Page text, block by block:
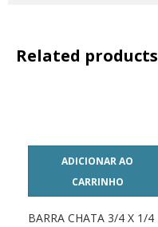
Related products
ADICIONAR AO
CARRINHO
BARRA CHATA 3/4 X 1/4